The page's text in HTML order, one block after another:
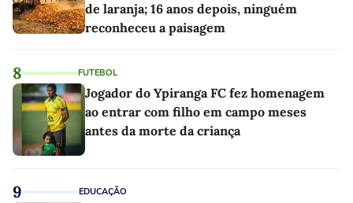
de laranja; 16 anos depois, ninguém
reconheceu a paisagem
8 FUTEBOL
Jogador do Ypiranga FC fez homenagem
ao entrar com filho em campo meses
antes da morte da criança
9 EDUCAÇÃO